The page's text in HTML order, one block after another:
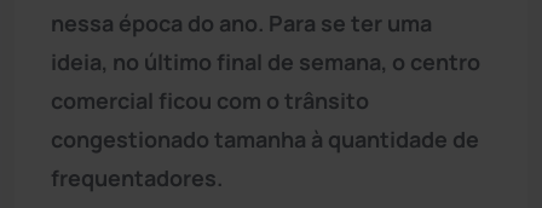
nessa época do ano. Para se ter uma
ideia, no último final de semana, o centro
comercial ficou com o trânsito
congestionado tamanha à quantidade de
frequentadores.